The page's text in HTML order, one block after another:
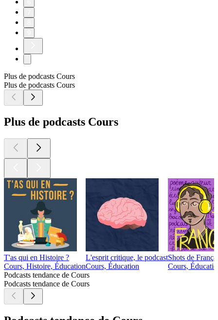
Plus de podcasts Cours
Plus de podcasts Cours
Plus de podcasts Cours
T'as qui en Histoire ?
Cours, Histoire, Éducation
L'esprit critique, le podcast
Cours, Éducation
Shots de
Cours,
Podcasts tendance de Cours
Podcasts tendance de Cours